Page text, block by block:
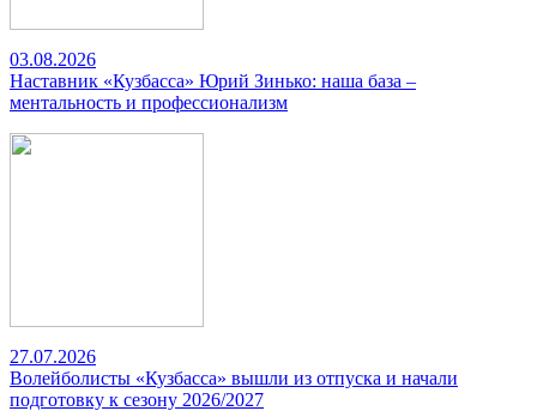
03.08.2026
Наставник «Кузбасса» Юрий Зинько: наша база –
ментальность и профессионализм
27.07.2026
Волейболисты «Кузбасса» вышли из отпуска и начали
подготовку к сезону 2026/2027